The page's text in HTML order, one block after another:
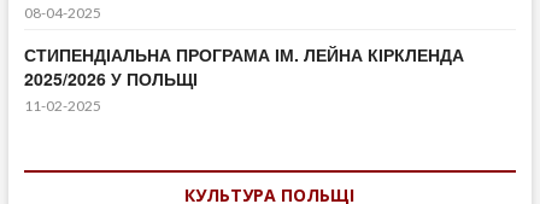
08-04-2025
СТИПЕНДІАЛЬНА ПРОГРАМА ІМ. ЛЕЙНА КІРКЛЕНДА
2025/2026 У ПОЛЬЩІ
11-02-2025
КУЛЬТУРА ПОЛЬЩІ